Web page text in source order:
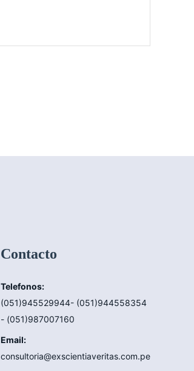
Contacto
Telefonos:
(051)945529944- (051)944558354
- (051)987007160
Email:
consultoria@exscientiaveritas.com.pe